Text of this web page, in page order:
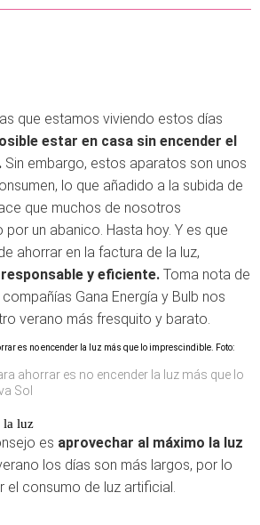
que estamos viviendo estos días
estar en casa sin encender el
Sin embargo, estos aparatos son unos
lo que añadido a la subida de
que muchos de nosotros
un abanico. Hasta hoy. Y es que
ahorrar en la factura de la luz,
y eficiente. Toma nota de
Gana Energía y Bulb nos
verano más fresquito y barato.
ahorrar es no encender la luz más que lo
Sol
la luz
es aprovechar al máximo la luz
los días son más largos, por lo
el consumo de luz artificial.